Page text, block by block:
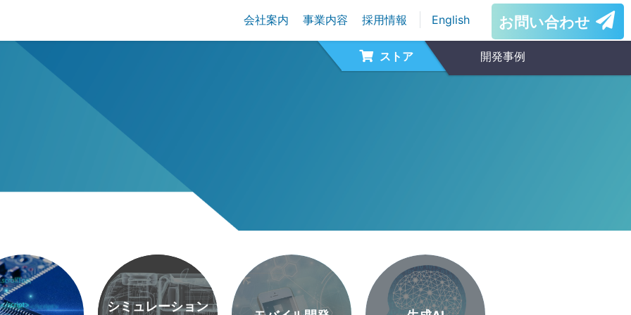
会社案内 事業内容 採用情報 English お問い合わせ
ストア 開発事例
シミュレーション